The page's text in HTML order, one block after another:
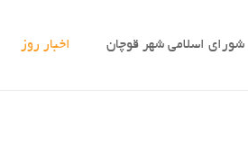
شورای اسلامی شهر قوچان اخبار روز